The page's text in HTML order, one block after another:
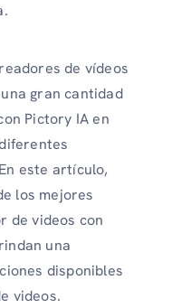
de vídeos
gran cantidad
Pictory IA en
este artículo,
los mejores
de videos con
una
disponibles
videos.